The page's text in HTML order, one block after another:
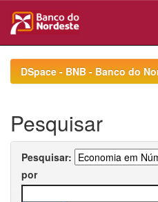
navigationDSpace - BNB - Banco do
Pesquisar
Pesquisar:
por